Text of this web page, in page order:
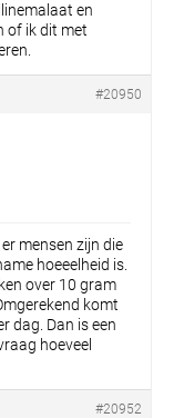
en
of ik dit met
#20950
mensen zijn die
hoeeelheid is.
over 10 gram
komt
dag. Dan is een
hoeveel
#20952